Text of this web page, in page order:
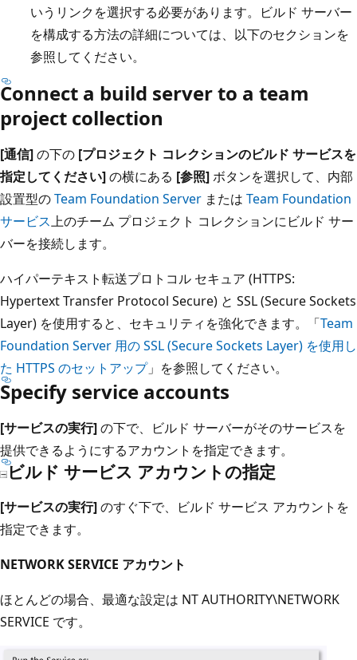
いうリンクを選択する必要があります。ビルド サーバー
を構成する方法の詳細については、以下のセクションを
参照してください。
Connect a build server to a team
project collection
[通信]の下の [プロジェクト コレクションのビルド サービスを
指定してください]の横にある [参照]ボタンを選択して、内部
設置型のTeam Foundation Server または Team Foundation
サービス上のチーム プロジェクト コレクションにビルド サー
バーを接続します。
ハイパーテキスト転送プロトコル セキュア (HTTPS:
Hypertext Transfer Protocol Secure) と SSL (Secure Sockets
Layer) を使用すると、セキュリティを強化できます。「Team
Foundation Server 用の SSL (Secure Sockets Layer) を使用し
た HTTPS のセットアップ」を参照してください。
Specify service accounts
[サービスの実行]の下で、ビルド サーバーがそのサービスを
提供できるようにするアカウントを指定できます。
ビルド サービス アカウントの指定
[サービスの実行]のすぐ下で、ビルド サービス アカウントを
指定できます。
NETWORK SERVICE アカウント
ほとんどの場合、最適な設定は NT AUTHORITY\NETWORK
SERVICE です。